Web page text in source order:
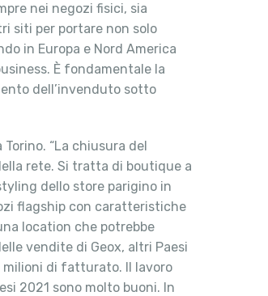
nei negozi fisici, sia
siti per portare non solo
in Europa e Nord America
È fondamentale la
dell’invenduto sotto
“La chiusura del
rete. Si tratta di boutique a
dello store parigino in
flagship con caratteristiche
location che potrebbe
vendite di Geox, altri Paesi
milioni di fatturato. Il lavoro
2021 sono molto buoni. In